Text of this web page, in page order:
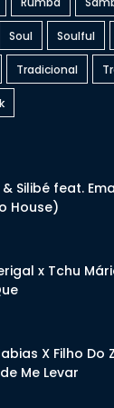
Soul Soulful
Tradicional
& Silibé feat.
House)
x Tchu
X Filho Do
Me Levar